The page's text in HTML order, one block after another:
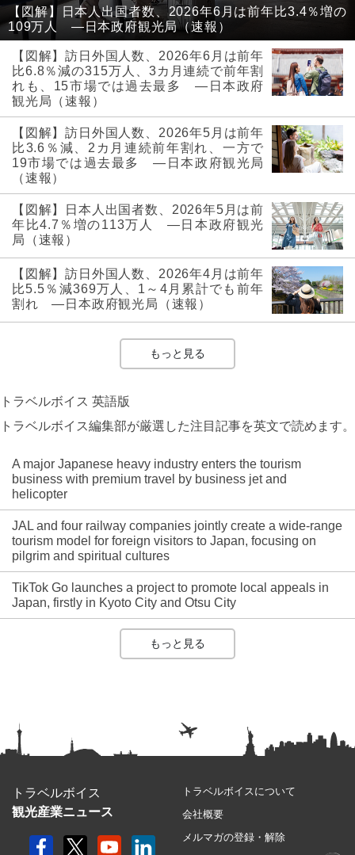
【図解】日本人出国者数、2026年6月は前年比3.4％増の
109万人 ―日本政府観光局（速報）
【図解】訪日外国人数、2026年6月は前年
比6.8％減の315万人、3カ月連続で前年割
れも、15市場では過去最多 ―日本政府
観光局（速報）
【図解】訪日外国人数、2026年5月は前年
比3.6％減、2カ月連続前年割れ、一方で
19市場では過去最多 ―日本政府観光局
（速報）
【図解】日本人出国者数、2026年5月は前
年比4.7％増の113万人 ―日本政府観光
局（速報）
【図解】訪日外国人数、2026年4月は前年
比5.5％減369万人、1～4月累計でも前年
割れ ―日本政府観光局（速報）
もっと見る
トラベルボイス 英語版
トラベルボイス編集部が厳選した注目記事を英文で読めます。
A major Japanese heavy industry enters the tourism
business with premium travel by business jet and
helicopter
JAL and four railway companies jointly create a wide-range
tourism model for foreign visitors to Japan, focusing on
pilgrim and spiritual cultures
TikTok Go launches a project to promote local appeals in
Japan, firstly in Kyoto City and Otsu City
もっと見る
トラベルボイス
観光産業ニュース
トラベルボイスについて
会社概要
メルマガの登録・解除